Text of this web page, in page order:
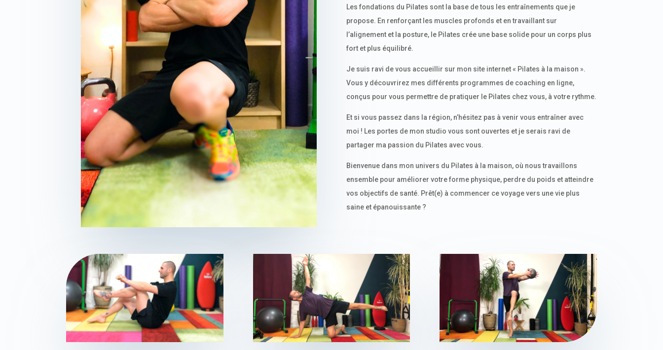
Les fondations du Pilates sont la base de tous les entraînements que je
propose. En renforçant les muscles profonds et en travaillant sur
l’alignement et la posture, le Pilates crée une base solide pour un corps plus
fort et plus équilibré.
Je suis ravi de vous accueillir sur mon site internet « Pilates à la maison ».
Vous y découvrirez mes différents programmes de coaching en ligne,
conçus pour vous permettre de pratiquer le Pilates chez vous, à votre rythme.
Et si vous passez dans la région, n’hésitez pas à venir vous entraîner avec
moi ! Les portes de mon studio vous sont ouvertes et je serais ravi de
partager ma passion du Pilates avec vous.
Bienvenue dans mon univers du Pilates à la maison, où nous travaillons
ensemble pour améliorer votre forme physique, perdre du poids et atteindre
vos objectifs de santé. Prêt(e) à commencer ce voyage vers une vie plus
saine et épanouissante ?